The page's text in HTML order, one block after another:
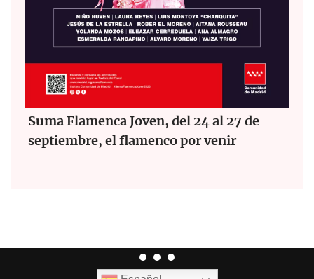
Suma Flamenca Joven, del 24 al 27 de
septiembre, el flamenco por venir